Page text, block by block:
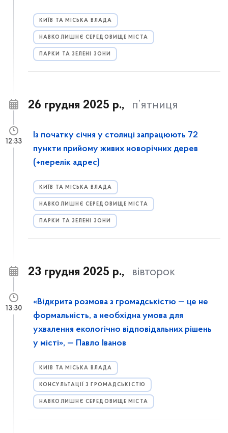
КИЇВ ТА МІСЬКА ВЛАДА
НАВКОЛИШНЄ СЕРЕДОВИЩЕ МІСТА
ПАРКИ ТА ЗЕЛЕНІ ЗОНИ
26 грудня 2025 р., п’ятниця
Із початку січня у столиці запрацюють 72
пункти прийому живих новорічних дерев
(+перелік адрес)
КИЇВ ТА МІСЬКА ВЛАДА
НАВКОЛИШНЄ СЕРЕДОВИЩЕ МІСТА
ПАРКИ ТА ЗЕЛЕНІ ЗОНИ
12:33
23 грудня 2025 р., вівторок
«Відкрита розмова з громадськістю — це не
формальність, а необхідна умова для
ухвалення екологічно відповідальних рішень
у місті», — Павло Іванов
КИЇВ ТА МІСЬКА ВЛАДА
КОНСУЛЬТАЦІЇ З ГРОМАДСЬКІСТЮ
НАВКОЛИШНЄ СЕРЕДОВИЩЕ МІСТА
13:30